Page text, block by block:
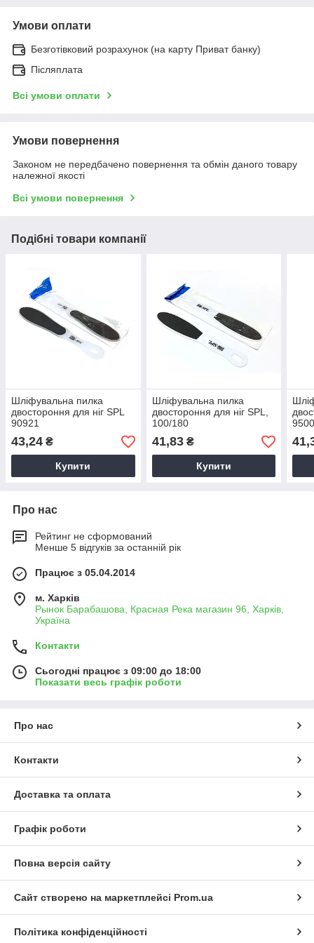
Умови оплати
Безготівковий розрахунок (на карту Приват банку)
Післяплата
Всі умови оплати
Умови повернення
Законом не передбачено повернення та обмін даного товару
належної якості
Всі умови повернення
Подібні товари компанії
Шліфувальна пилка
двостороння для ніг SPL
90921
43,24 ₴
Купити
Шліфувальна пилка
двостороння для ніг SPL,
100/180
41,83₴
Купити
Про нас
Рейтинг не сформований
Менше 5 відгуків за останній рік
Працює з 05.04.2014
м. Харків
Рынок Барабашова, Красная Река магазин 96, Харків,
Україна
Контакти
Сьогодні працює з 09:00 до 18:00
Показати весь графік роботи
Про нас
Контакти
Доставка та оплата
Графік роботи
Повна версія сайту
Сайт створено на маркетплейсі Prom.ua
Політика конфіденційності